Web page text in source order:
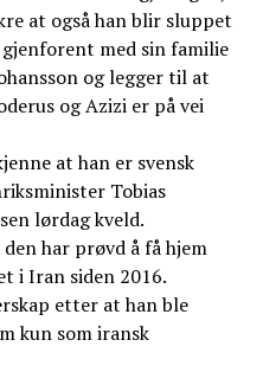
at også han blir sluppet
med sin familie
og legger til at
og Azizi er på vei
at han er svensk
Tobias
lørdag kveld.
har prøvd å få hjem
i Iran siden 2016.
etter at han ble
kun som iransk